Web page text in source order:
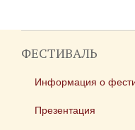
ФЕСТИВАЛЬ
Информация о
Презентация